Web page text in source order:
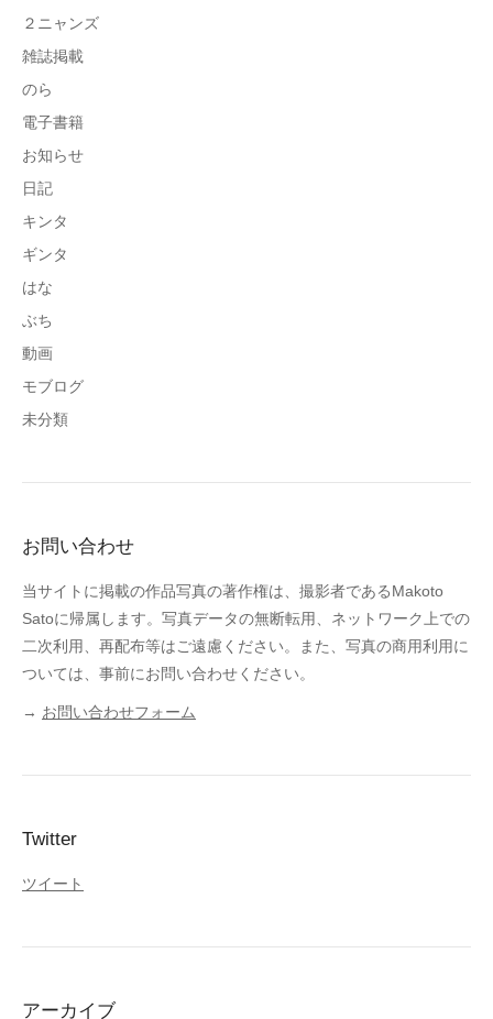
２ニャンズ
雑誌掲載
のら
電子書籍
お知らせ
日記
キンタ
ギンタ
はな
ぶち
動画
モブログ
未分類
お問い合わせ
当サイトに掲載の作品写真の著作権は、撮影者であるMakoto
Satoに帰属します。写真データの無断転用、ネットワーク上での
二次利用、再配布等はご遠慮ください。また、写真の商用利用に
ついては、事前にお問い合わせください。
→ お問い合わせフォーム
Twitter
ツイート
アーカイブ